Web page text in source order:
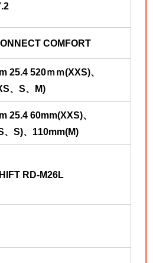
COMFORT
25.4 520ｍｍ(XXS)、
、S、M)
25.4 60mm(XXS)、
、S)、110mm(M)
RD-M26L